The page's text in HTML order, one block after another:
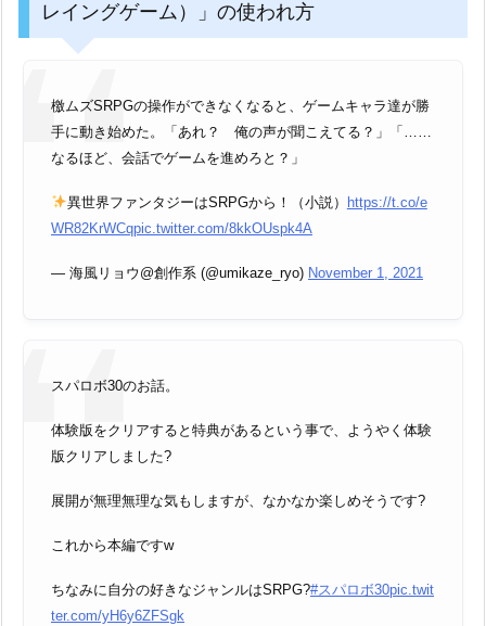
レイングゲーム）」の使われ方
檄ムズSRPGの操作ができなくなると、ゲームキャラ達が勝
手に動き始めた。「あれ？ 俺の声が聞こえてる？」「……
なるほど、会話でゲームを進めろと？」
異世界ファンタジーはSRPGから！（小説） https://t.co/e
WR82KrWCqpic.twitter.com/8kkOUspk4A
— 海風リョウ@創作系 (@umikaze_ryo) November 1, 2021
スパロボ30のお話。
体験版をクリアすると特典があるという事で、ようやく体験
版クリアしました?
展開が無理無理な気もしますが、なかなか楽しめそうです?
これから本編ですw
ちなみに自分の好きなジャンルはSRPG?#スパロボ30pic.twit
ter.com/yH6y6ZFSgk